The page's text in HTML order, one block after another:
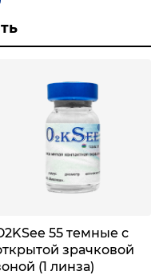
55 темные с
зрачковой
(1 линза)